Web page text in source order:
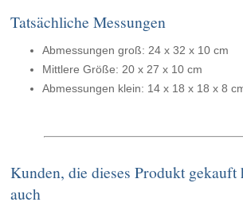
Tatsächliche Messungen
Abmessungen groß: 24 x 32 x 10 cm
Mittlere Größe: 20 x 27 x 10 cm
Abmessungen klein: 14 x 18 x 18 x 8
Kunden, die dieses Produkt gekauft
auch